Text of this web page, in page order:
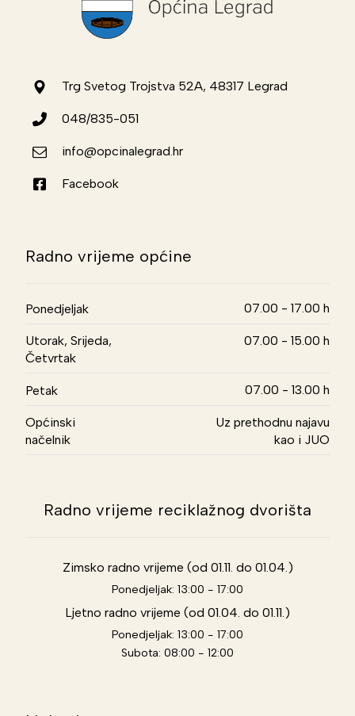
Trg Svetog Trojstva 52A, 48317 Legrad
048/835-051
info@opcinalegrad.hr
Facebook
Radno vrijeme općine
Ponedjeljak 07.00 - 17.00 h
Utorak, Srijeda,
Četvrtak
07.00 - 15.00 h
Petak 07.00 - 13.00 h
Općinski
načelnik
Uz prethodnu najavu
kao i JUO
Radno vrijeme reciklažnog dvorišta
Zimsko radno vrijeme (od 01.11. do 01.04.)
Ponedjeljak: 13:00 - 17:00
Ljetno radno vrijeme (od 01.04. do 01.11.)
Ponedjeljak: 13:00 - 17:00
Subota: 08:00 - 12:00